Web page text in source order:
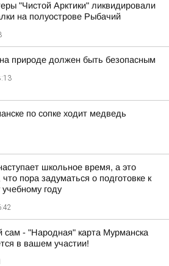
"Чистой Арктики" ликвидировали
на полуострове Рыбачий
природе должен быть безопасным
по сопке ходит медведь
школьное время, а это
что пора задуматься о подготовке к
году
сам - "Народная" карта Мурманска
в вашем участии!